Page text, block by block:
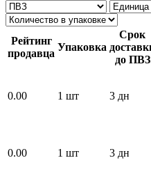
Рейтинг
продавца
Упаковка
Срок
до ПВЗ
0.00 1 шт 3 дн
0.00 1 шт 3 дн